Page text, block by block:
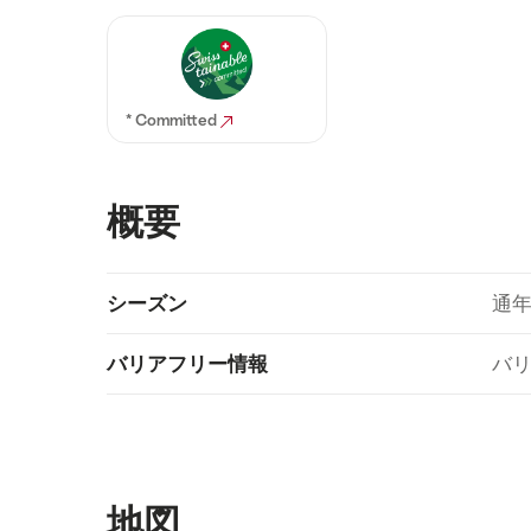
* Committed
概要
Technical
information
content
シーズン 通年
バリアフリー情報 バ